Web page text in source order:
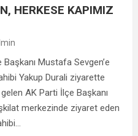
HERKESE KAPIMIZ
Mustafa Sevgen’e
Yakup Durali ziyarette
AK Parti İlçe Başkanı
merkezinde ziyaret eden